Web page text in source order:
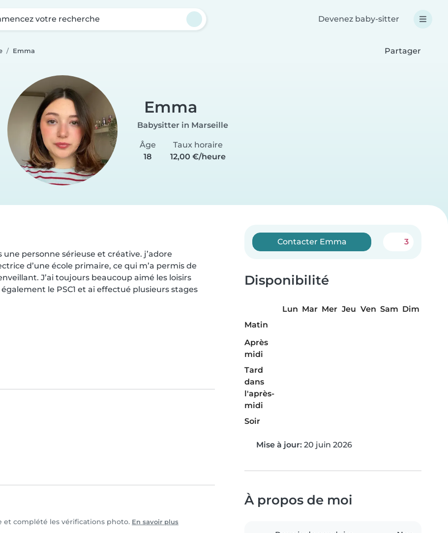
votre recherche Devenez baby-sitter
Emma Partager
Emma
Babysitter in Marseille
Âge
18
Taux horaire
12,00 €/heure
une personne sérieuse et créative. j’adore
d’une école primaire, ce qui m’a permis de
J’ai toujours beaucoup aimé les loisirs
le PSC1 et ai effectué plusieurs stages
et complété les vérifications photo. En savoir plus
Contacter Emma 3
Disponibilité
Lun Mar Mer Jeu Ven Sam Dim
Matin
Après
midi
Tard
dans
l'après-
midi
Soir
Mise à jour: 20 juin 2026
À propos de moi